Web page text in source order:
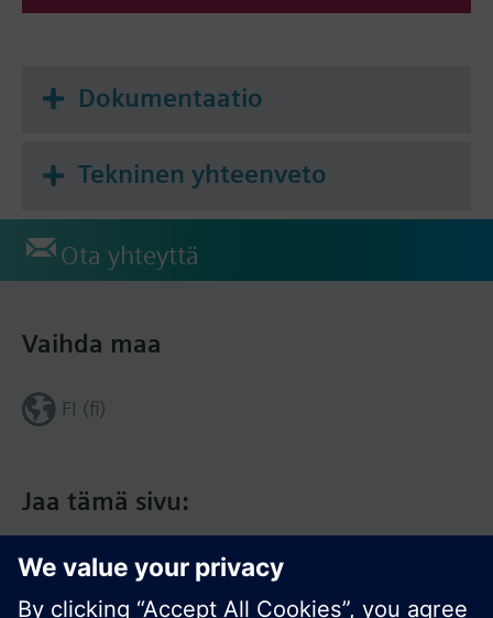
Dokumentaatio
Tekninen yhteenveto
Ota yhteyttä
Jaa tämä sivu:
Vaihda maa
FI (fi)